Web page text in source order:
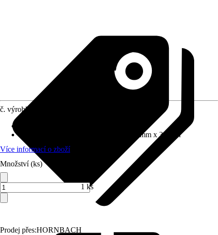
Prodej přes:HORNBACH
č. výrobku
35 mm x 35 mm
Více informací o zboží
Množství (ks)
1 ks